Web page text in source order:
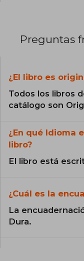
Preguntas
¿El libro es
Todos los libros
catálogo son
¿En qué Idioma
libro?
El libro está
¿Cuál es la
La
Dura.